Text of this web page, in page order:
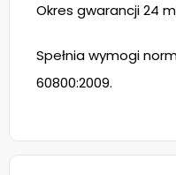
Okres gwarancji 24
Spełnia wymogi
60800:2009.